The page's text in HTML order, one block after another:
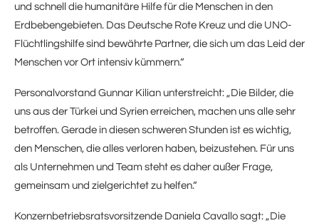
und schnell die humanitäre Hilfe für die Menschen in den
Erdbebengebieten. Das Deutsche Rote Kreuz und die UNO-
Flüchtlingshilfe sind bewährte Partner, die sich um das Leid der
Menschen vor Ort intensiv kümmern.“
Personalvorstand Gunnar Kilian unterstreicht: „Die Bilder, die
uns aus der Türkei und Syrien erreichen, machen uns alle sehr
betroffen. Gerade in diesen schweren Stunden ist es wichtig,
den Menschen, die alles verloren haben, beizustehen. Für uns
als Unternehmen und Team steht es daher außer Frage,
gemeinsam und zielgerichtet zu helfen.“
Konzernbetriebsratsvorsitzende Daniela Cavallo sagt: „Die